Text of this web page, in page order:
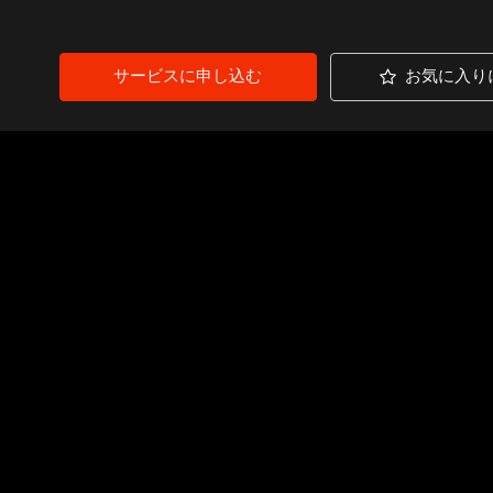
サービスに申し込む お気に入り